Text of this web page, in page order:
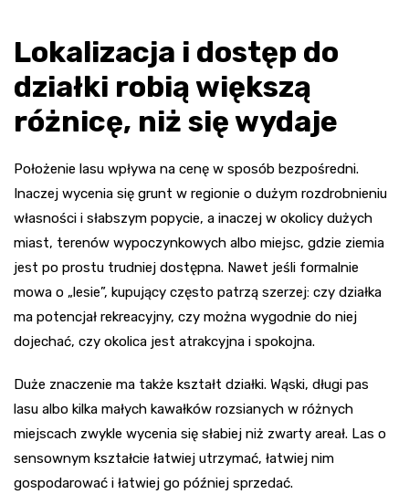
Lokalizacja i dostęp do
działki robią większą
różnicę, niż się wydaje
Położenie lasu wpływa na cenę w sposób bezpośredni.
Inaczej wycenia się grunt w regionie o dużym rozdrobnieniu
własności i słabszym popycie, a inaczej w okolicy dużych
miast, terenów wypoczynkowych albo miejsc, gdzie ziemia
jest po prostu trudniej dostępna. Nawet jeśli formalnie
mowa o „lesie”, kupujący często patrzą szerzej: czy działka
ma potencjał rekreacyjny, czy można wygodnie do niej
dojechać, czy okolica jest atrakcyjna i spokojna.
Duże znaczenie ma także kształt działki. Wąski, długi pas
lasu albo kilka małych kawałków rozsianych w różnych
miejscach zwykle wycenia się słabiej niż zwarty areał. Las o
sensownym kształcie łatwiej utrzymać, łatwiej nim
gospodarować i łatwiej go później sprzedać.